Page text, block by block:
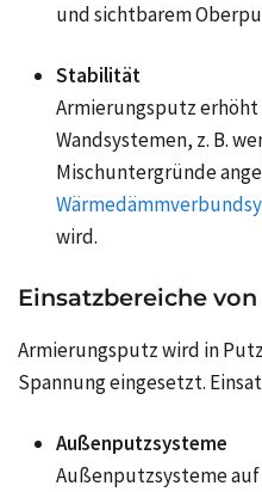
und sichtbarem
Stabilität
Armierungsputz
Wandsystemen, z. B.
Mischuntergründe
wird.
Einsatzbereiche
Armierungsputz wird in
Spannung eingesetzt.
Außenputzsysteme
Außenputzsysteme auf